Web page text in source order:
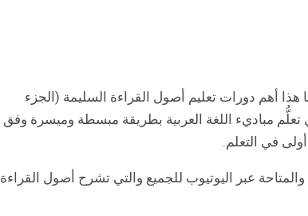
أهم دورات تعليم أصول القراءة السليمة (الجزء
مباديء اللغة العربية بطريقة مبسطة وميسرة وفق
في التعلم.
عبر اليوتيوب للجميع والتي تشرح أصول القراءة